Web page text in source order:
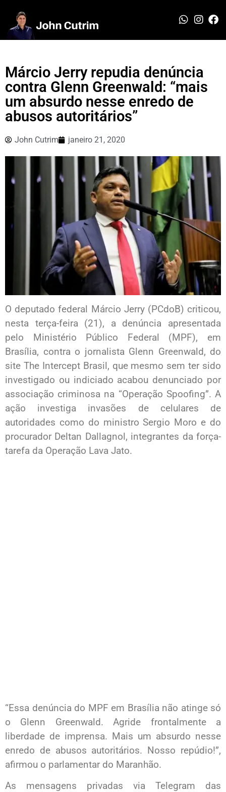
Márcio Jerry repudia denúncia
contra Glenn Greenwald: “mais
um absurdo nesse enredo de
abusos autoritários”
John Cutrim janeiro 21, 2020
O deputado federal Márcio Jerry (PCdoB) criticou,
nesta terça-feira (21), a denúncia apresentada
pelo Ministério Público Federal (MPF), em
Brasília, contra o jornalista Glenn Greenwald, do
site The Intercept Brasil, que mesmo sem ter sido
investigado ou indiciado acabou denunciado por
associação criminosa na “Operação Spoofing”. A
ação investiga invasões de celulares de
autoridades como do ministro Sergio Moro e do
procurador Deltan Dallagnol, integrantes da força-
tarefa da Operação Lava Jato.
“Essa denúncia do MPF em Brasília não atinge só
o Glenn Greenwald. Agride frontalmente a
liberdade de imprensa. Mais um absurdo nesse
enredo de abusos autoritários. Nosso repúdio!”,
afirmou o parlamentar do Maranhão.
As mensagens privadas via Telegram das